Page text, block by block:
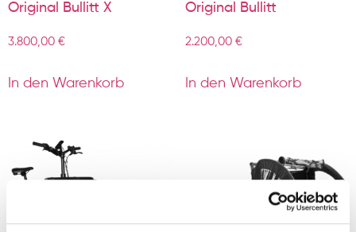
Original Bullitt X
3.800,00 €
In den Warenkorb
Original Bullitt
2.200,00 €
In den Warenkorb